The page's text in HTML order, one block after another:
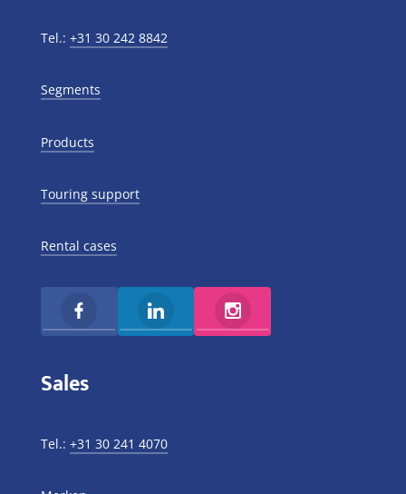
Tel.: +31 30 242 8842
Segments
Products
Touring support
Rental cases
Sales
Tel.: +31 30 241 4070